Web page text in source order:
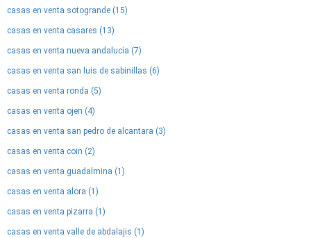
casas en venta sotogrande (15)
casas en venta casares (13)
casas en venta nueva andalucia (7)
casas en venta san luis de sabinillas (6)
casas en venta ronda (5)
casas en venta ojen (4)
casas en venta san pedro de alcantara (3)
casas en venta coin (2)
casas en venta guadalmina (1)
casas en venta alora (1)
casas en venta pizarra (1)
casas en venta valle de abdalajis (1)